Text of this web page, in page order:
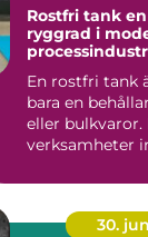
Rostfri tank en hållbar
ryggrad i
En rostfri tank
bara en
eller bulkvaror.
verksamheter
30. jun